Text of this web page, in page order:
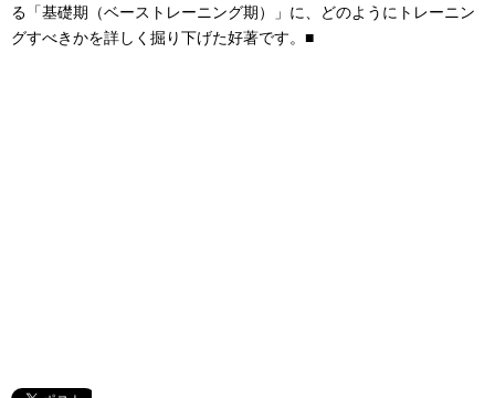
る「基礎期（ベーストレーニング期）」に、どのようにトレーニン
グすべきかを詳しく掘り下げた好著です。■